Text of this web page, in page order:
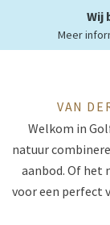
Wij
Meer
VAN
Welkom in
natuur
aanbod. Of het
voor een perfect